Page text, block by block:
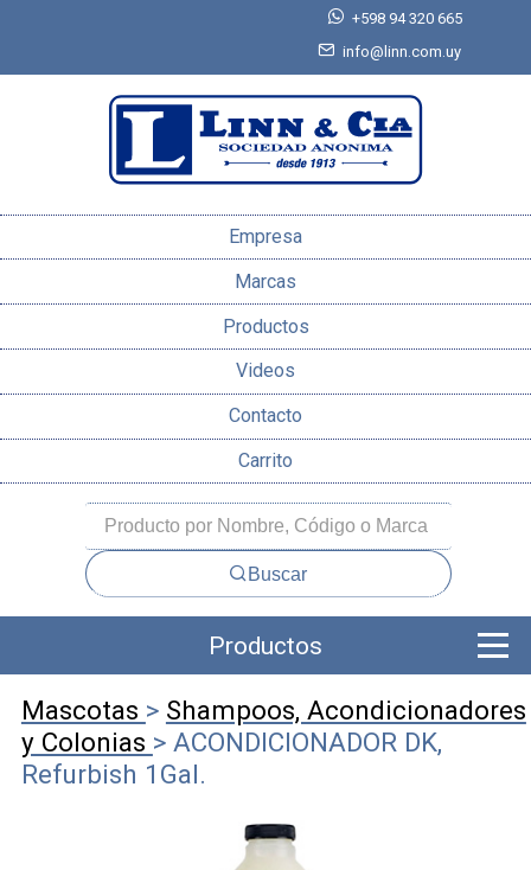
+598 94 320 665
info@linn.com.uy
Empresa
Marcas
Productos
Videos
Contacto
Carrito
Buscar
Productos
Mascotas > Shampoos, Acondicionadores
y Colonias > ACONDICIONADOR DK,
Refurbish 1Gal.